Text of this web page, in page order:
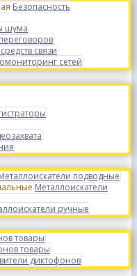
Безопасность
шума
связи
сетей
подводные
Металлоискатели
ручные
товары
товары
диктофонов